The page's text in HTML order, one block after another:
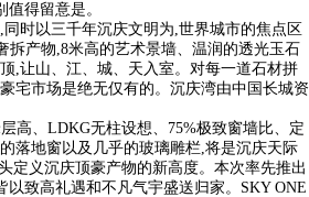
得留意是。
以三千年沉庆文明为,世界城市的焦点区
拆产物,8米高的艺术景墙、温润的透光玉石
,让山、江、城、天入室。对每一道石材拼
宅市场是绝无仅有的。沉庆湾由中国长城资
、LDKG无柱设想、75%极致窗墙比、定
落地窗以及几乎的玻璃雕栏,将是沉庆天际
定义沉庆顶豪产物的新高度。本次率先推出
以致高礼遇和不凡气宇盛送归家。SKY ONE